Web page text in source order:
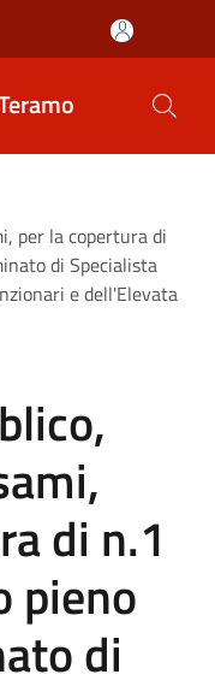
per la copertura di
di Specialista
e dell'Elevata
di n.1
pieno
di